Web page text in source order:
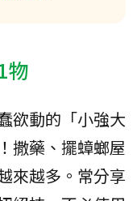
物
欲動的「小強大
撒藥、擺蟑螂屋
來越多。常分享